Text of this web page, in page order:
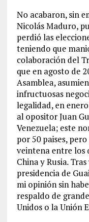
No acabaron, sin
Nicolás Maduro,
perdió las
teniendo que
colaboración del
que en agosto de
Asamblea,
infructuosas
legalidad, en
al opositor Juan
Venezuela; este
por 50 paises,
veintena entre los
China y Rusia.
presidencia de
mi opinión sin
respaldo de
Unidos o la Unión